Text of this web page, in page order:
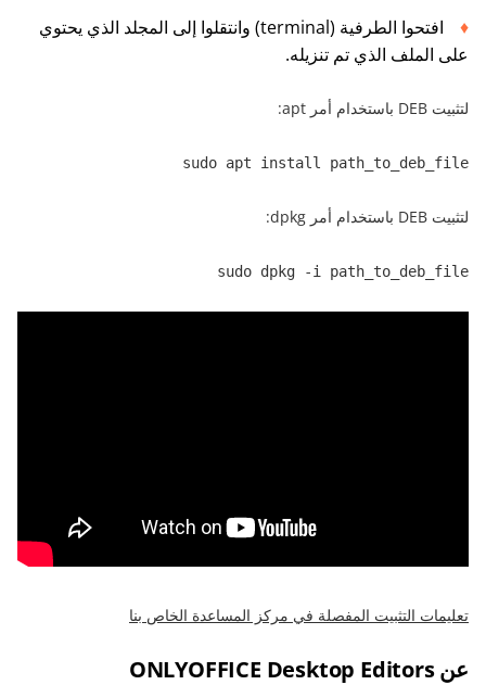
افتحوا الطرفية (terminal) وانتقلوا إلى المجلد الذي يحتوي
على الملف الذي تم تنزيله.
لتثبيت DEB باستخدام أمر apt:
sudo apt install path_to_deb_file
لتثبيت DEB باستخدام أمر dpkg:
sudo dpkg -i path_to_deb_file
تعليمات التثبيت المفصلة في مركز المساعدة الخاص بنا
عن ONLYOFFICE Desktop Editors